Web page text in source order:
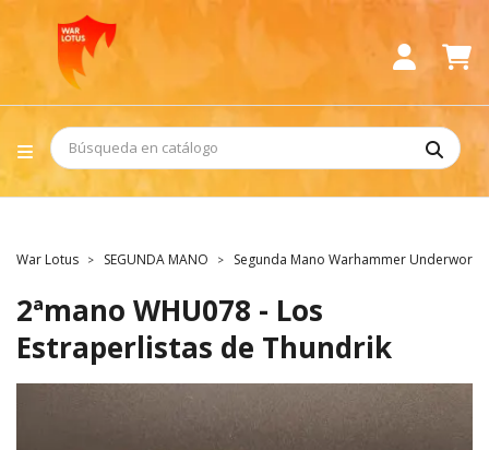
War Lotus SEGUNDA MANO Segunda Mano Warhammer
2ªmano WHU078 - Los
Estraperlistas de Thundrik